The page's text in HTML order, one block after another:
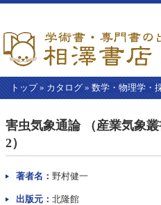
トップ» カタログ » 数学・物理学・
こ
か
ら
本
文】
害虫気象通論 （産業気象
2）
著者名： 野村健一
出版元： 北隆館